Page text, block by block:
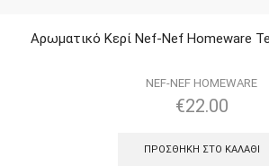
Αρωματικό Κερί Nef-Nef Homeware
NEF-NEF HOMEWARE
€22.00
ΠΡΟΣΘΉΚΗ ΣΤΟ ΚΑΛΆΘΙ